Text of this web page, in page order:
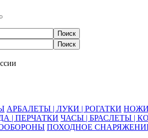
АРБАЛЕТЫ | ЛУКИ | РОГАТКИ НОЖИ
| ПЕРЧАТКИ ЧАСЫ | БРАСЛЕТЫ |
ПОХОДНОЕ